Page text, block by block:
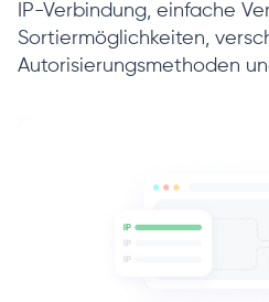
IP-Verbindung, einfache
Sortiermöglichkeiten,
Autorisierungsmethoden